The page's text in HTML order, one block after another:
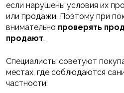
если нарушены условия их
или продажи. Поэтому при
внимательно проверять
продают.
Специалисты советуют
местах, где соблюдаются
частности: